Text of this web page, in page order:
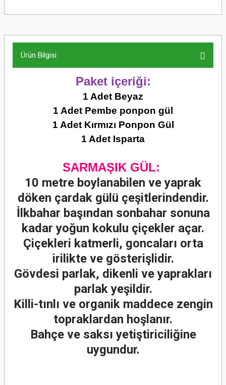
Ürün Bilgisi
Paket içeriği:
1 Adet Beyaz
1 Adet Pembe ponpon gül
1 Adet Kırmızı Ponpon Gül
1 Adet Isparta
SARMAŞIK GÜL:
10 metre boylanabilen ve yaprak
döken çardak gülü çeşitlerindendir.
İlkbahar başından sonbahar sonuna
kadar yoğun kokulu çiçekler açar.
Çiçekleri katmerli, goncaları orta
irilikte ve gösterişlidir.
Gövdesi parlak, dikenli ve yaprakları
parlak yeşildir.
Killi-tınlı ve organik maddece zengin
topraklardan hoşlanır.
Bahçe ve saksı yetiştiriciliğine
uygundur.